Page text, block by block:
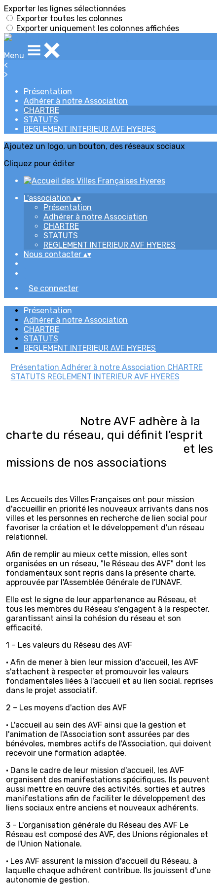
Exporter les lignes sélectionnées
Exporter toutes les colonnes
Exporter uniquement les colonnes affichées
Menu
<
>
Présentation
Adhérer à notre Association
CHARTRE
STATUTS
REGLEMENT INTERIEUR AVF HYERES
Ajoutez un logo, un bouton, des réseaux sociaux
Cliquez pour éditer
L'association ▴▾
Présentation
Adhérer à notre Association
CHARTRE
STATUTS
REGLEMENT INTERIEUR AVF HYERES
Nous contacter ▴▾
Se connecter
Présentation
Adhérer à notre Association
CHARTRE
STATUTS
REGLEMENT INTERIEUR AVF HYERES
Présentation Adhérer à notre Association CHARTRE
STATUTS REGLEMENT INTERIEUR AVF HYERES
Notre AVF adhère à la
charte du réseau, qui définit l’esprit
et les
missions de nos associations
Les Accueils des Villes Françaises ont pour mission
d'accueillir en priorité les nouveaux arrivants dans nos
villes et les personnes en recherche de lien social pour
favoriser la création et le développement d'un réseau
relationnel.
Afin de remplir au mieux cette mission, elles sont
organisées en un réseau, "le Réseau des AVF" dont les
fondamentaux sont repris dans la présente charte,
approuvée par l'Assemblée Générale de l'UNAVF.
Elle est le signe de leur appartenance au Réseau, et
tous les membres du Réseau s'engagent à la respecter,
garantissant ainsi la cohésion du réseau et son
efficacité.
1 – Les valeurs du Réseau des AVF
• Afin de mener à bien leur mission d'accueil, les AVF
s'attachent à respecter et promouvoir les valeurs
fondamentales liées à l'accueil et au lien social, reprises
dans le projet associatif.
2 – Les moyens d'action des AVF
• L'accueil au sein des AVF ainsi que la gestion et
l'animation de l'Association sont assurées par des
bénévoles, membres actifs de l'Association, qui doivent
recevoir une formation adaptée.
• Dans le cadre de leur mission d'accueil, les AVF
organisent des manifestations spécifiques. Ils peuvent
aussi mettre en œuvre des activités, sorties et autres
manifestations afin de faciliter le développement des
liens sociaux entre anciens et nouveaux adhérents.
3 – L'organisation générale du Réseau des AVF Le
Réseau est composé des AVF, des Unions régionales et
de l'Union Nationale.
• Les AVF assurent la mission d'accueil du Réseau, à
laquelle chaque adhérent contribue. Ils jouissent d'une
autonomie de gestion.